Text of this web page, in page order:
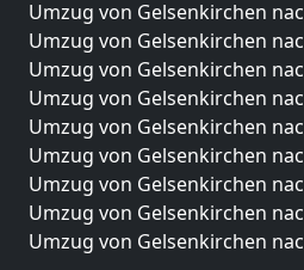
Umzug von Gelsenkirchen
Umzug von Gelsenkirchen
Umzug von Gelsenkirchen
Umzug von Gelsenkirchen
Umzug von Gelsenkirchen
Umzug von Gelsenkirchen
Umzug von Gelsenkirchen
Umzug von Gelsenkirchen
Umzug von Gelsenkirchen